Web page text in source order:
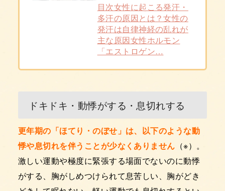
目次女性に起こる発汗・
多汗の原因とは？女性の
発汗は自律神経の乱れが
主な原因女性ホルモン
「エストロゲン…
ドキドキ・動悸がする・息切れする
更年期の「ほてり・のぼせ」は、以下のような動
悸や息切れを伴うことが少なくありません （※）。
激しい運動や極度に緊張する場面でないのに動悸
がする、胸がしめつけられて息苦しい、胸がどき